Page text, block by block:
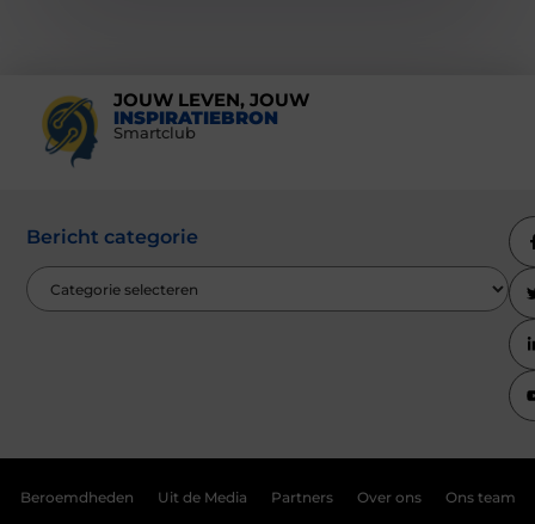
JOUW LEVEN, JOUW
INSPIRATIEBRON
Smartclub
Bericht categorie
Beroemdheden Uit de Media Partners Over ons Ons team